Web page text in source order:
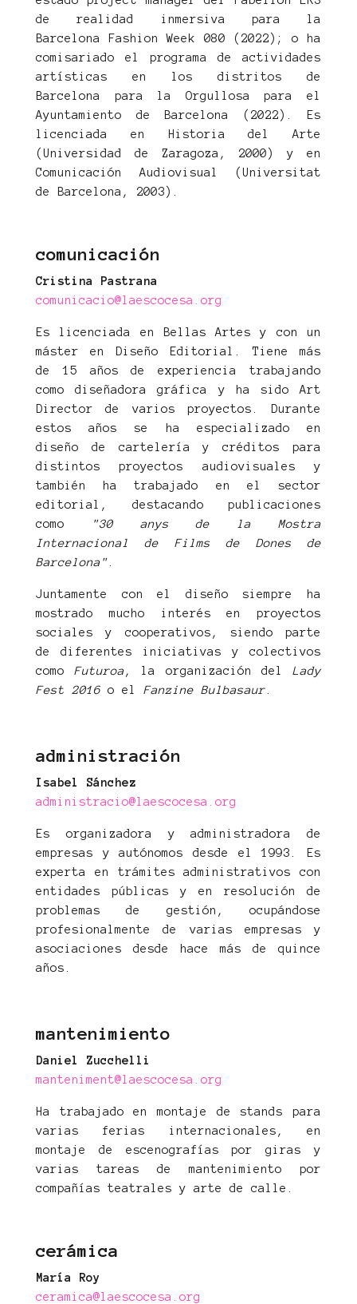
de realidad inmersiva para la
Barcelona Fashion Week 080 (2022); o ha
comisariado el programa de actividades
artísticas en los distritos de
Barcelona para la Orgullosa para el
Ayuntamiento de Barcelona (2022). Es
licenciada en Historia del Arte
(Universidad de Zaragoza, 2000) y en
Comunicación Audiovisual (Universitat
de Barcelona, 2003).
comunicación
Cristina Pastrana
comunicacio@laescocesa.org
Es licenciada en Bellas Artes y con un
máster en Diseño Editorial. Tiene más
de 15 años de experiencia trabajando
como diseñadora gráfica y ha sido Art
Director de varios proyectos. Durante
estos años se ha especializado en
diseño de cartelería y créditos para
distintos proyectos audiovisuales y
también ha trabajado en el sector
editorial, destacando publicaciones
como
"30 anys de la Mostra
Internacional de Films de Dones de
Barcelona"
Juntamente con el diseño siempre ha
mostrado mucho interés en proyectos
sociales y cooperativos, siendo parte
de diferentes iniciativas y colectivos
comoFuturoa, la organización del
Lady
Fest 2016 o el Fanzine Bulbasaur
administración
Isabel Sánchez
administracio@laescocesa.org
Es organizadora y administradora de
empresas y autónomos desde el 1993. Es
experta en trámites administrativos con
entidades públicas y en resolución de
problemas de gestión, ocupándose
profesionalmente de varias empresas y
asociaciones desde hace más de quince
años.
mantenimiento
Daniel Zucchelli
manteniment@laescocesa.org
Ha trabajado en montaje de stands para
varias ferias internacionales, en
montaje de escenografías por giras y
varias tareas de mantenimiento por
compañías teatrales y arte de calle.
cerámica
María Roy
ceramica@laescocesa.org